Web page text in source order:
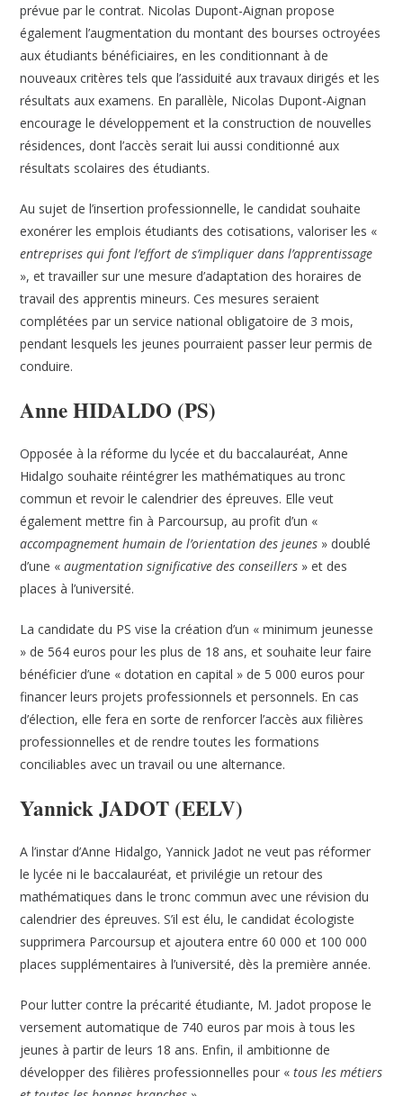
prévue par le contrat. Nicolas Dupont-Aignan propose
également l’augmentation du montant des bourses octroyées
aux étudiants bénéficiaires, en les conditionnant à de
nouveaux critères tels que l’assiduité aux travaux dirigés et les
résultats aux examens. En parallèle, Nicolas Dupont-Aignan
encourage le développement et la construction de nouvelles
résidences, dont l’accès serait lui aussi conditionné aux
résultats scolaires des étudiants.
Au sujet de l’insertion professionnelle, le candidat souhaite
exonérer les emplois étudiants des cotisations, valoriser les «
entreprises qui font l’effort de s’impliquer dans l’apprentissage
», et travailler sur une mesure d’adaptation des horaires de
travail des apprentis mineurs. Ces mesures seraient
complétées par un service national obligatoire de 3 mois,
pendant lesquels les jeunes pourraient passer leur permis de
conduire.
Anne HIDALDO (PS)
Opposée à la réforme du lycée et du baccalauréat, Anne
Hidalgo souhaite réintégrer les mathématiques au tronc
commun et revoir le calendrier des épreuves. Elle veut
également mettre fin à Parcoursup, au profit d’un «
accompagnement humain de l’orientation des jeunes » doublé
d’une «augmentation significative des conseillers » et des
places à l’université.
La candidate du PS vise la création d’un « minimum jeunesse
» de 564 euros pour les plus de 18 ans, et souhaite leur faire
bénéficier d’une « dotation en capital » de 5 000 euros pour
financer leurs projets professionnels et personnels. En cas
d’élection, elle fera en sorte de renforcer l’accès aux filières
professionnelles et de rendre toutes les formations
conciliables avec un travail ou une alternance.
Yannick JADOT (EELV)
A l’instar d’Anne Hidalgo, Yannick Jadot ne veut pas réformer
le lycée ni le baccalauréat, et privilégie un retour des
mathématiques dans le tronc commun avec une révision du
calendrier des épreuves. S’il est élu, le candidat écologiste
supprimera Parcoursup et ajoutera entre 60 000 et 100 000
places supplémentaires à l’université, dès la première année.
Pour lutter contre la précarité étudiante, M. Jadot propose le
versement automatique de 740 euros par mois à tous les
jeunes à partir de leurs 18 ans. Enfin, il ambitionne de
développer des filières professionnelles pour «tous les métiers